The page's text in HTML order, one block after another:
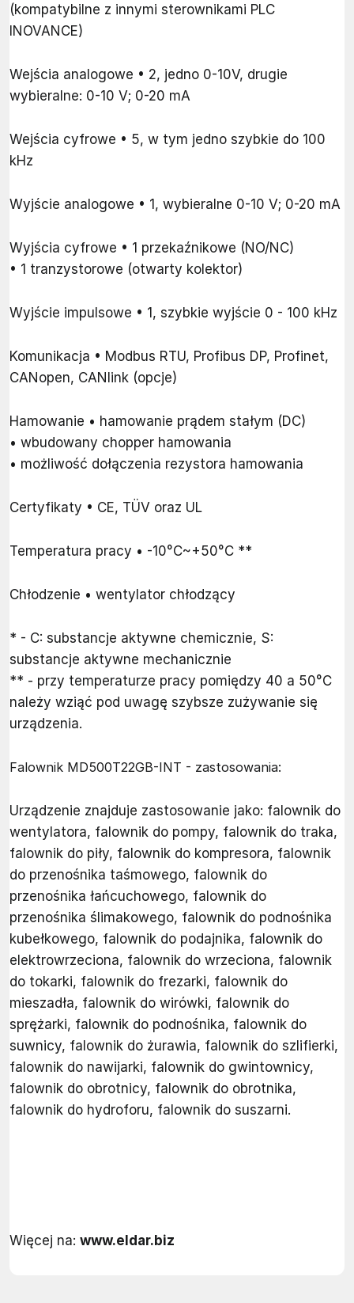
(kompatybilne z innymi sterownikami PLC
INOVANCE)
Wejścia analogowe • 2, jedno 0-10V, drugie
wybieralne: 0-10 V; 0-20 mA
Wejścia cyfrowe • 5, w tym jedno szybkie do 100
kHz
Wyjście analogowe • 1, wybieralne 0-10 V; 0-20 mA
Wyjścia cyfrowe • 1 przekaźnikowe (NO/NC)
• 1 tranzystorowe (otwarty kolektor)
Wyjście impulsowe • 1, szybkie wyjście 0 - 100 kHz
Komunikacja • Modbus RTU, Profibus DP, Profinet,
CANopen, CANlink (opcje)
Hamowanie • hamowanie prądem stałym (DC)
• wbudowany chopper hamowania
• możliwość dołączenia rezystora hamowania
Certyfikaty • CE, TÜV oraz UL
Temperatura pracy • -10°C~+50°C **
Chłodzenie • wentylator chłodzący
* - C: substancje aktywne chemicznie, S:
substancje aktywne mechanicznie
** - przy temperaturze pracy pomiędzy 40 a 50°C
należy wziąć pod uwagę szybsze zużywanie się
urządzenia.
Falownik MD500T22GB-INT - zastosowania:
Urządzenie znajduje zastosowanie jako: falownik do
wentylatora, falownik do pompy, falownik do traka,
falownik do piły, falownik do kompresora, falownik
do przenośnika taśmowego, falownik do
przenośnika łańcuchowego, falownik do
przenośnika ślimakowego, falownik do podnośnika
kubełkowego, falownik do podajnika, falownik do
elektrowrzeciona, falownik do wrzeciona, falownik
do tokarki, falownik do frezarki, falownik do
mieszadła, falownik do wirówki, falownik do
sprężarki, falownik do podnośnika, falownik do
suwnicy, falownik do żurawia, falownik do szlifierki,
falownik do nawijarki, falownik do gwintownicy,
falownik do obrotnicy, falownik do obrotnika,
falownik do hydroforu, falownik do suszarni.
Więcej na: www.eldar.biz